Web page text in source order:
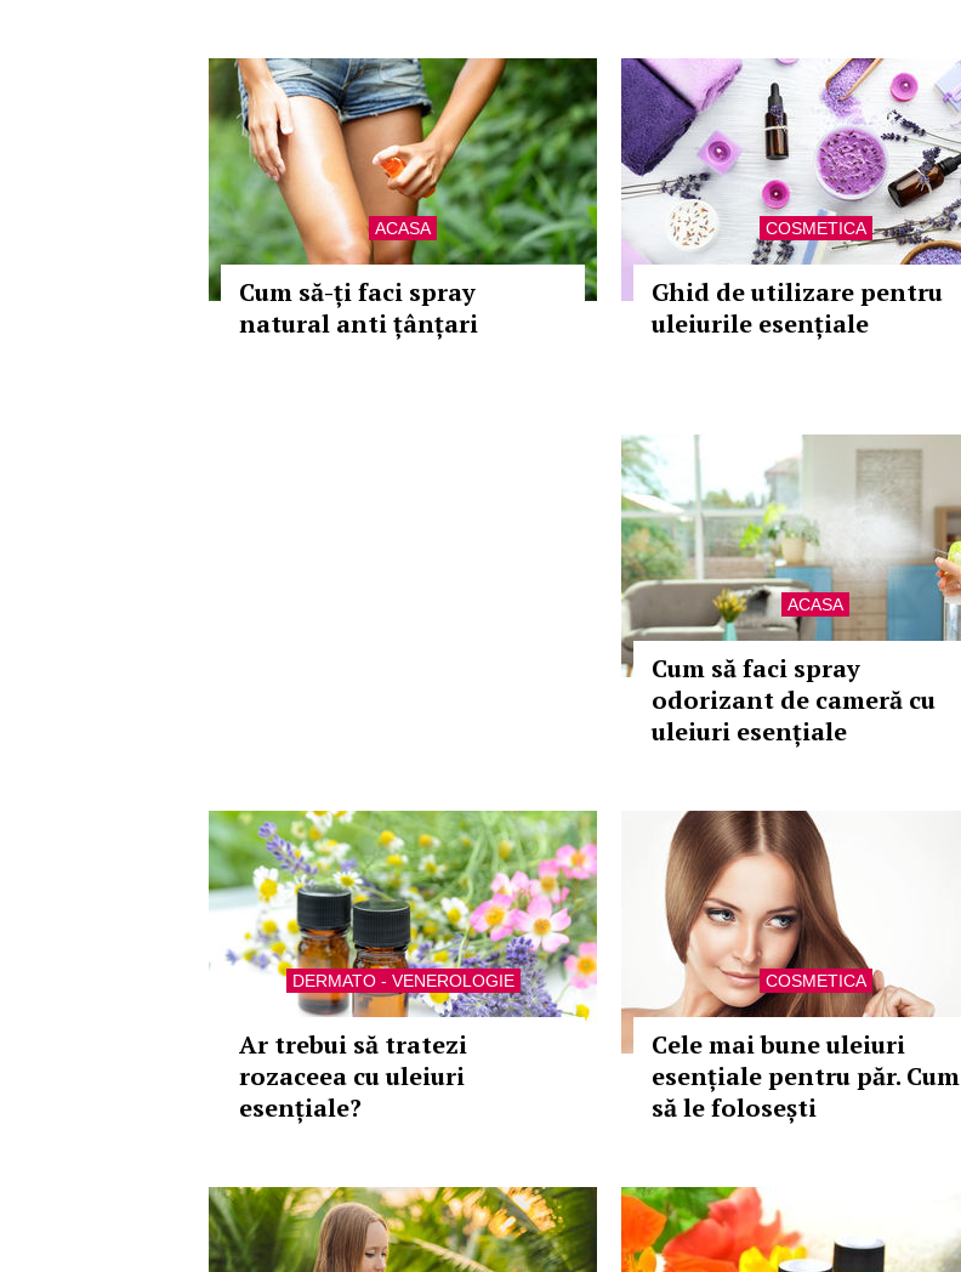
ACASA
Cum să-ți faci spray
natural anti țânțari
COSMETICA
Ghid de utilizare pentru
uleiurile esențiale
ACASA
Cum să faci spray
odorizant de cameră cu
uleiuri esențiale
DERMATO - VENEROLOGIE
Ar trebui să tratezi
rozaceea cu uleiuri
esențiale?
COSMETICA
Cele mai bune uleiuri
esențiale pentru păr. Cum
să le folosești